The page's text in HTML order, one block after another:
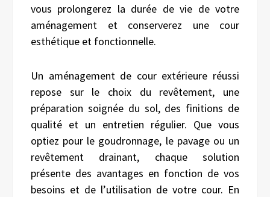
vous prolongerez la durée de vie de votre
aménagement et conserverez une cour
esthétique et fonctionnelle.
Un aménagement de cour extérieure réussi
repose sur le choix du revêtement, une
préparation soignée du sol, des finitions de
qualité et un entretien régulier. Que vous
optiez pour le goudronnage, le pavage ou un
revêtement drainant, chaque solution
présente des avantages en fonction de vos
besoins et de l’utilisation de votre cour. En